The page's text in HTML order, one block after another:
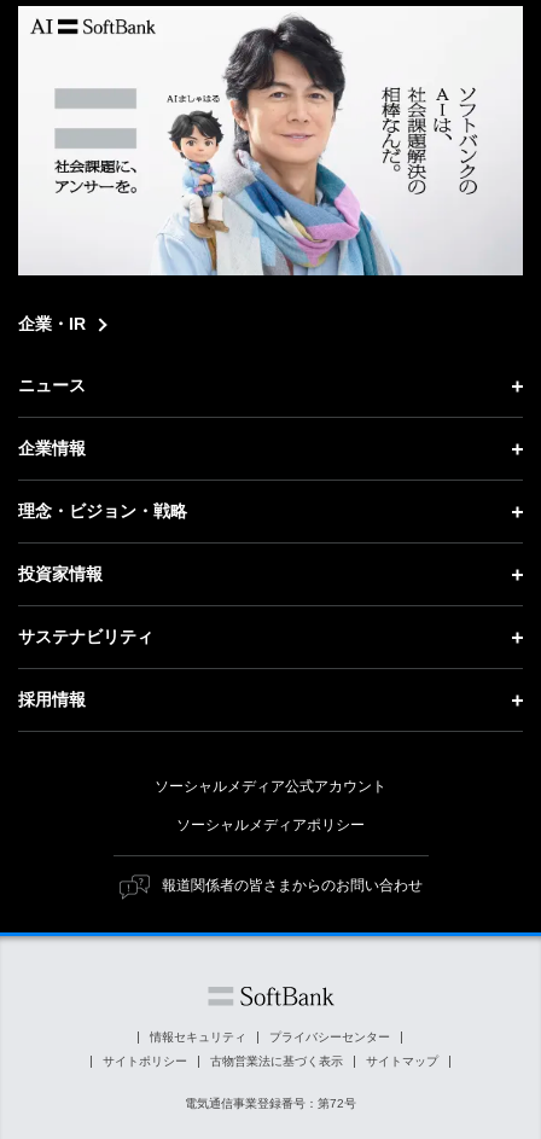
企業・IR
ニュース
ニュース トップ
プレスリリース
更新情報
記者説明会
企業情報
企業情報 トップ
社長メッセージ
事業紹介
ガバナンス
理念・ビジョン・戦略
理念・ビジョン・戦略 トップ
成長戦略「Activate AI for Society」
人材戦略
投資家情報
投資家情報 トップ
経営方針
個人投資家の皆さまへ
株式と社債について
サステナビリティ
サステナビリティ トップ
トップメッセージ
ESG方針・体制
マテリアリティ（重要課題）
ESGの主な取り組み
外部評価・イニシアチブ
採用情報
キャリア採用
障がい者採用
ソーシャルメディア公式アカウント
ソーシャルメディアポリシー
報道関係者の皆さまからのお問い合わせ
情報セキュリティ
プライバシーセンター
サイトポリシー
古物営業法に基づく表示 サイトマップ
電気通信事業登録番号：第72号